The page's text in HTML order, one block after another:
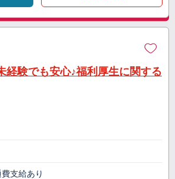
経験でも安心♪福利厚生に関する
支給あり